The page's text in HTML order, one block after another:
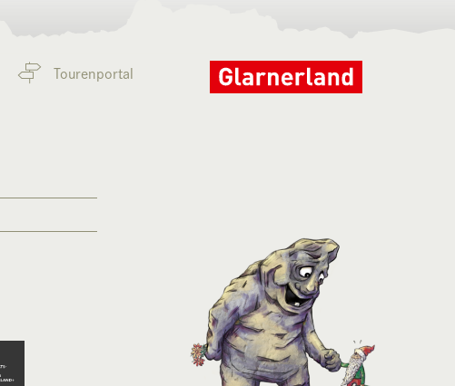
Tourenportal